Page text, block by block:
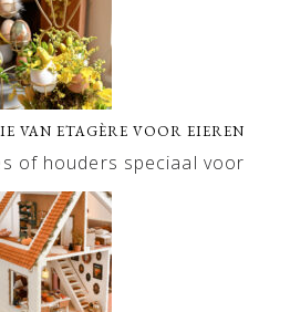
VAN ETAGÈRE VOOR EIEREN
of houders speciaal voor